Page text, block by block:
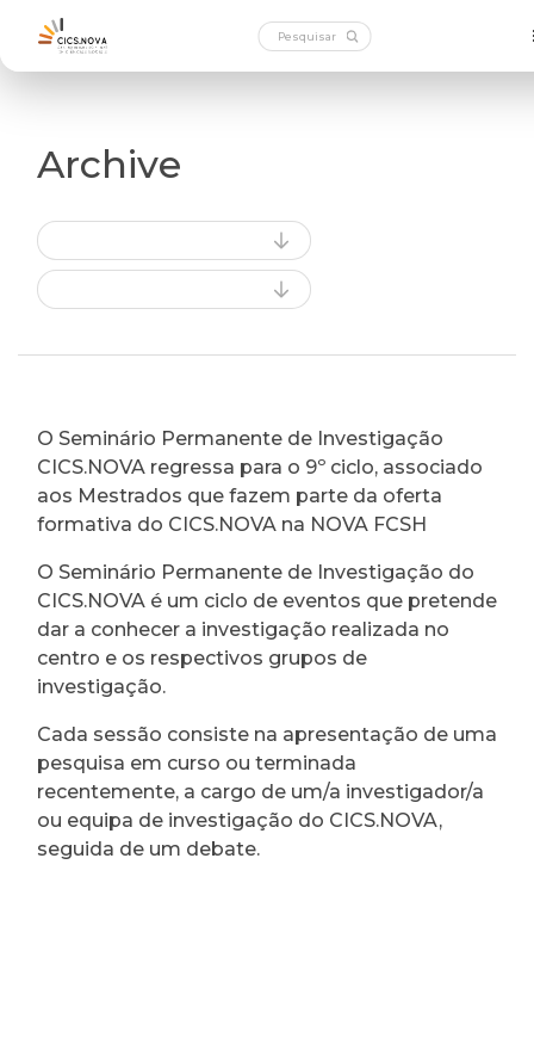
Archive
O Seminário Permanente de Investigação
CICS.NOVA regressa para o 9º ciclo, associado
aos Mestrados que fazem parte da oferta
formativa do CICS.NOVA na NOVA FCSH
O Seminário Permanente de Investigação do
CICS.NOVA é um ciclo de eventos que pretende
dar a conhecer a investigação realizada no
centro e os respectivos grupos de
investigação.
Cada sessão consiste na apresentação de uma
pesquisa em curso ou terminada
recentemente, a cargo de um/a investigador/a
ou equipa de investigação do CICS.NOVA,
seguida de um debate.